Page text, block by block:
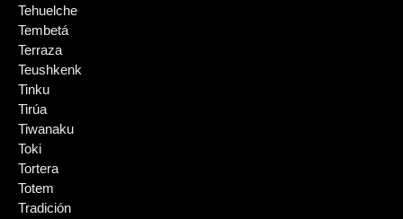
Tehuelche
Tembetá
Terraza
Teushkenk
Tinku
Tirúa
Tiwanaku
Toki
Tortera
Totem
Tradición